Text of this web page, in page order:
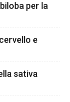
per la
e
sativa